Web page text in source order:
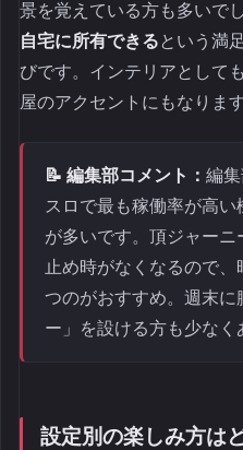
景を覚えている方も多いで
自宅に所有できるという満
びです。インテリアとして
屋のアクセントにもなります
📝 編集部コメント： 編
スロで最も稼働率が高
が多いです。頂ジャー
止め時がなくなるので
つのがおすすめ。週末
ー」を設ける方も少なく
設定別の楽しみ方は